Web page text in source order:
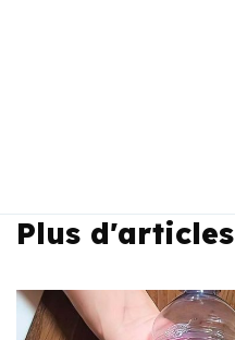
Plus d'articles